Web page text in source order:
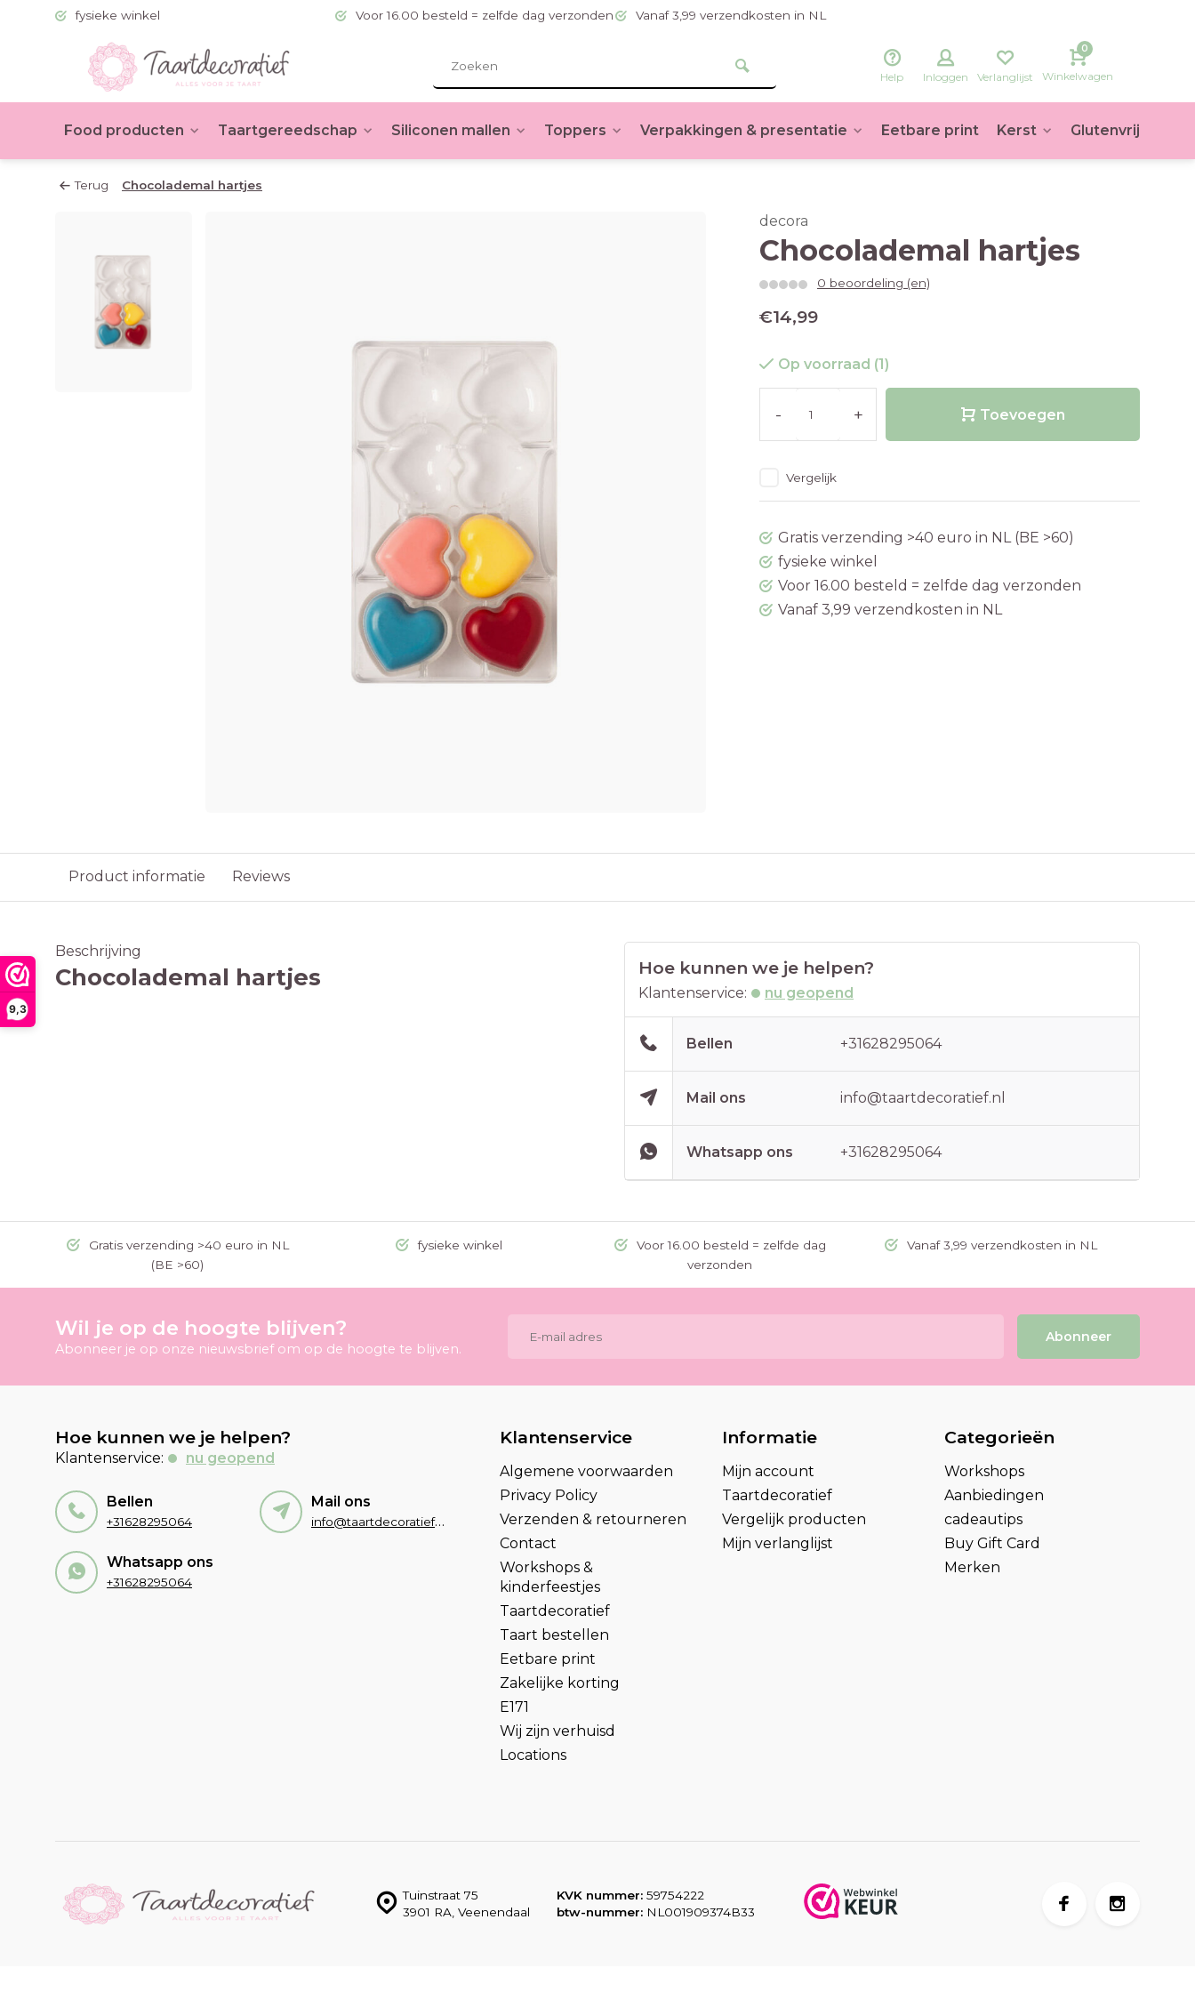
9,3
fysieke winkel Voor 16.00 besteld = zelfde dag verzonden Vanaf 3,99 verzendkosten in NL
Help Inloggen Verlanglijst
0
Winkelwagen
Food producten Taartgereedschap Siliconen mallen Toppers Verpakkingen & presentatie Eetbare print Kerst Glutenvrij
Terug Chocolademal hartjes
decora
Chocolademal hartjes
0 beoordeling (en)
€14,99
Op voorraad (1)
- + Toevoegen
Vergelijk
Gratis verzending >40 euro in NL (BE >60)
fysieke winkel
Voor 16.00 besteld = zelfde dag verzonden
Vanaf 3,99 verzendkosten in NL
Product informatie Reviews
Beschrijving
Chocolademal hartjes Hoe kunnen we je helpen?
Klantenservice: nu geopend
Bellen +31628295064
Mail ons info@taartdecoratief.nl
Whatsapp ons +31628295064
Gratis verzending >40 euro in NL
(BE >60)
fysieke winkel
Voor 16.00 besteld = zelfde dag
verzonden
Vanaf 3,99 verzendkosten in NL
Wil je op de hoogte blijven?
Abonneer je op onze nieuwsbrief om op de hoogte te blijven.
Abonneer
Hoe kunnen we je helpen?
Klantenservice: nu geopend
Bellen
+31628295064
Mail ons
info@taartdecoratief.nl
Whatsapp ons
+31628295064
Klantenservice
Algemene voorwaarden
Privacy Policy
Verzenden & retourneren
Contact
Workshops &
kinderfeestjes
Taartdecoratief
Taart bestellen
Eetbare print
Zakelijke korting
E171
Wij zijn verhuisd
Locations
Informatie
Mijn account
Taartdecoratief
Vergelijk producten
Mijn verlanglijst
Categorieën
Workshops
Aanbiedingen
cadeautips
Buy Gift Card
Merken
Tuinstraat 75
3901 RA, Veenendaal
KVK nummer: 59754222
btw-nummer: NL001909374B33